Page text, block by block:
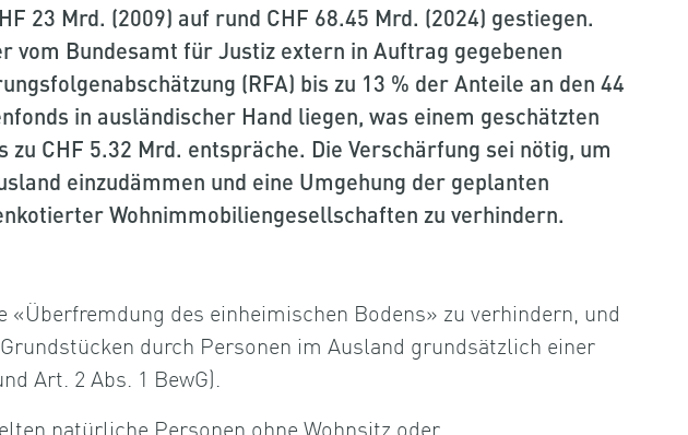
23 Mrd. (2009) auf rund CHF 68.45 Mrd. (2024) gestiegen.
vom Bundesamt für Justiz extern in Auftrag gegebenen
(RFA) bis zu 13 % der Anteile an den 44
in ausländischer Hand liegen, was einem geschätzten
zu CHF 5.32 Mrd. entspräche. Die Verschärfung sei nötig, um
einzudämmen und eine Umgehung der geplanten
Wohnimmobiliengesellschaften zu verhindern.
«Überfremdung des einheimischen Bodens» zu verhindern, und
durch Personen im Ausland grundsätzlich einer
Art. 2 Abs. 1 BewG).
natürliche Personen ohne Wohnsitz oder